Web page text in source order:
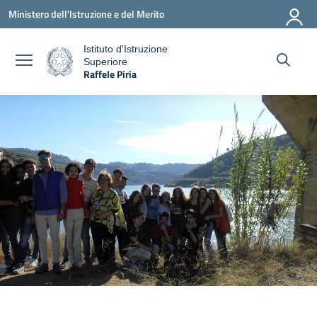
Vai ai contenuti
Vai al menu di navigazione
Vai al footer
Ministero dell'Istruzione e del Merito
Istituto d'Istruzione
Superiore
Raffele Piria